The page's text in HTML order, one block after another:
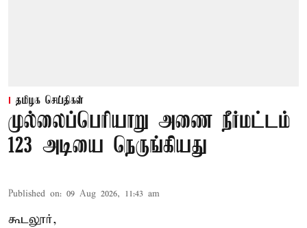
தமிழக செய்திகள்
முல்லைப்பெரியாறு அணை நீர்மட்டம்
123 அடியை நெருங்கியது
Published on: 09 Aug 2026, 11:43 am
கூடலூர்,